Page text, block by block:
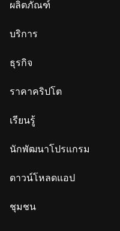
ผลิตภัณฑ์
บริการ
ธุรกิจ
ราคาคริปโต
เรียนรู้
นักพัฒนาโปรแกรม
ดาวน์โหลดแอป
ชุมชน